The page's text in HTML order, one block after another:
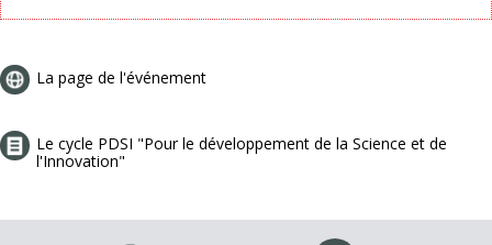
La page de l'événement
Le cycle PDSI "Pour le développement de la Science et de
l'Innovation"